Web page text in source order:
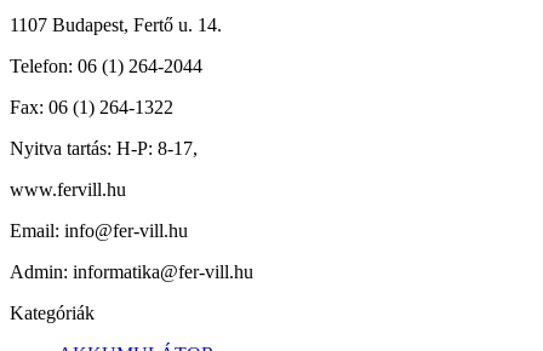
1107 Budapest, Fertő u. 14.
Telefon: 06 (1) 264-2044
Fax: 06 (1) 264-1322
Nyitva tartás: H-P: 8-17,
www.fervill.hu
Email: info@fer-vill.hu
Admin: informatika@fer-vill.hu
Kategóriák